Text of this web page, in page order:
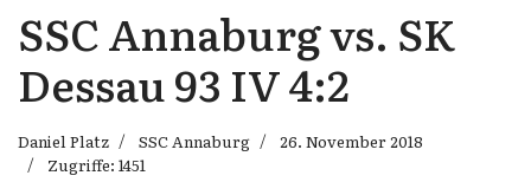
SSC Annaburg vs. SK
Dessau 93 IV 4:2
Daniel Platz SSC Annaburg
26. November 2018
Zugriffe: 1451